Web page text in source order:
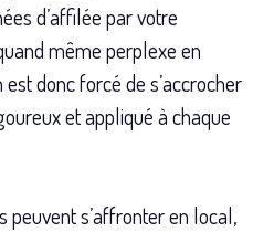
d’affilée par votre
même perplexe en
donc forcé de s’accrocher
et appliqué à chaque
peuvent s’affronter en local,